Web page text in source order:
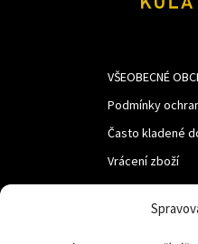
VŠEOBECNÉ
Podmínky
Často kladené
Vrácení zboží
LUF s.r.o.